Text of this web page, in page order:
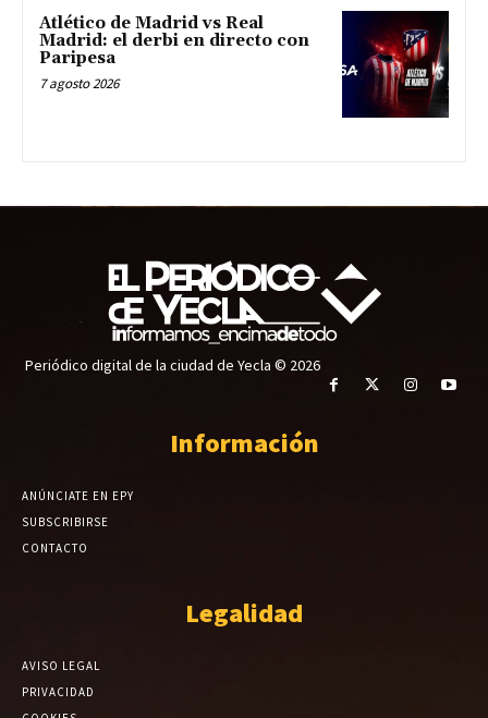
Atlético de Madrid vs Real
Madrid: el derbi en directo con
Paripesa
7 agosto 2026
Periódico digital de la ciudad de Yecla © 2026
Información
ANÚNCIATE EN EPY
SUBSCRIBIRSE
CONTACTO
Legalidad
AVISO LEGAL
PRIVACIDAD